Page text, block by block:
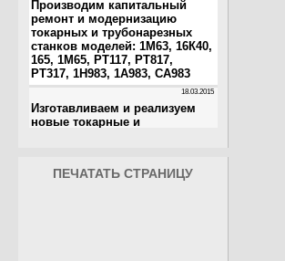
ПЕЧАТАТЬ СТРАНИЦУ